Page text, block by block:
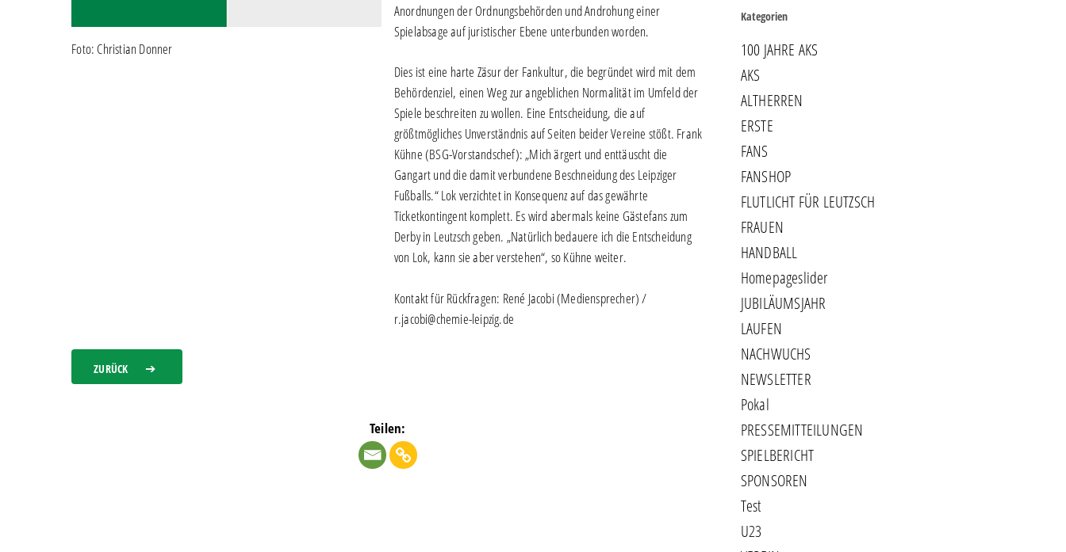
Foto: Christian Donner
Anordnungen der Ordnungsbehörden und Androhung einer
Spielabsage auf juristischer Ebene unterbunden worden.
Dies ist eine harte Zäsur der Fankultur, die begründet wird mit dem
Behördenziel, einen Weg zur angeblichen Normalität im Umfeld der
Spiele beschreiten zu wollen. Eine Entscheidung, die auf
größtmögliches Unverständnis auf Seiten beider Vereine stößt. Frank
Kühne (BSG-Vorstandschef): „Mich ärgert und enttäuscht die
Gangart und die damit verbundene Beschneidung des Leipziger
Fußballs.“ Lok verzichtet in Konsequenz auf das gewährte
Ticketkontingent komplett. Es wird abermals keine Gästefans zum
Derby in Leutzsch geben. „Natürlich bedauere ich die Entscheidung
von Lok, kann sie aber verstehen“, so Kühne weiter.
Kontakt für Rückfragen: René Jacobi (Mediensprecher) /
r.jacobi@chemie-leipzig.de
ZURÜCK
Teilen:
Kategorien
100 JAHRE AKS
AKS
ALTHERREN
ERSTE
FANS
FANSHOP
FLUTLICHT FÜR LEUTZSCH
FRAUEN
HANDBALL
Homepageslider
JUBILÄUMSJAHR
LAUFEN
NACHWUCHS
NEWSLETTER
Pokal
PRESSEMITTEILUNGEN
SPIELBERICHT
SPONSOREN
Test
U23